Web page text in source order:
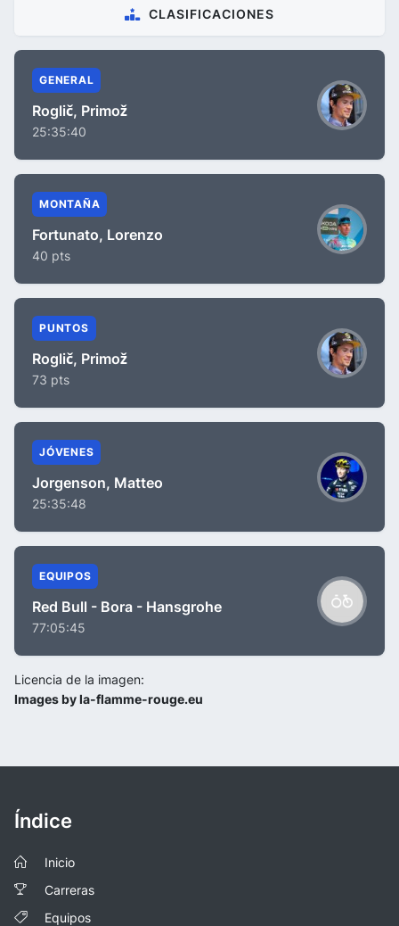
CLASIFICACIONES
GENERAL
Roglič, Primož
25:35:40
MONTAÑA
Fortunato, Lorenzo
40 pts
PUNTOS
Roglič, Primož
73 pts
JÓVENES
Jorgenson, Matteo
25:35:48
EQUIPOS
Red Bull - Bora - Hansgrohe
77:05:45
Licencia de la imagen:
Images by la-flamme-rouge.eu
Índice
Inicio
Carreras
Equipos